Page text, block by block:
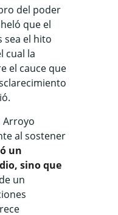
del poder
que el
sea el hito
cual la
el cauce que
Arroyo
al sostener
un
sino que
un